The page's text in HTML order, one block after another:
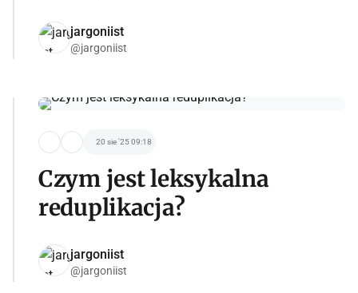
jargoniist
@jargoniist
20 sie '25 09:18
Czym jest leksykalna
reduplikacja?
jargoniist
@jargoniist